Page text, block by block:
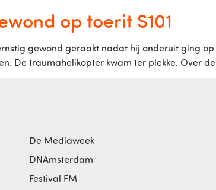
op toerit S101
gewond geraakt nadat hij onderuit ging
De traumahelikopter kwam ter plekke. Over
De Mediaweek
DNAmsterdam
Festival FM